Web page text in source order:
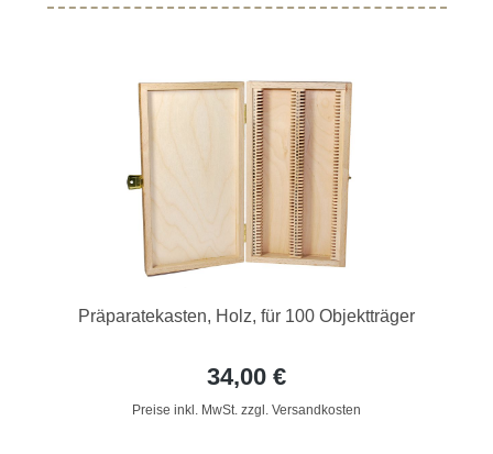
Präparatekasten, Holz, für 100 Objektträger
34,00 €
Preise inkl. MwSt. zzgl. Versandkosten